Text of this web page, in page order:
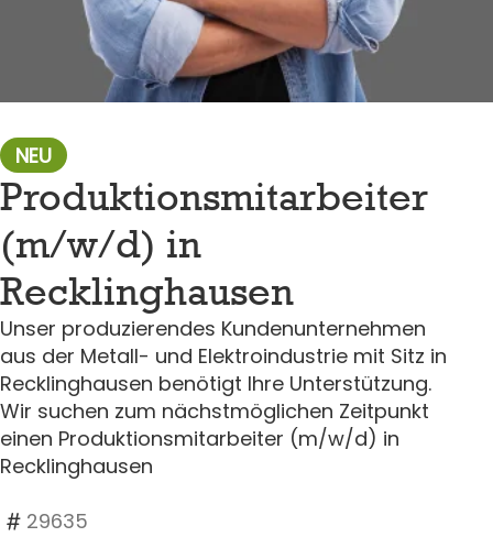
NEU
Produktionsmitarbeiter
(m/w/d) in
Recklinghausen
Unser produzierendes Kundenunternehmen
aus der Metall- und Elektroindustrie mit Sitz in
Recklinghausen benötigt Ihre Unterstützung.
Wir suchen zum nächstmöglichen Zeitpunkt
einen Produktionsmitarbeiter (m/w/d) in
Recklinghausen
29635